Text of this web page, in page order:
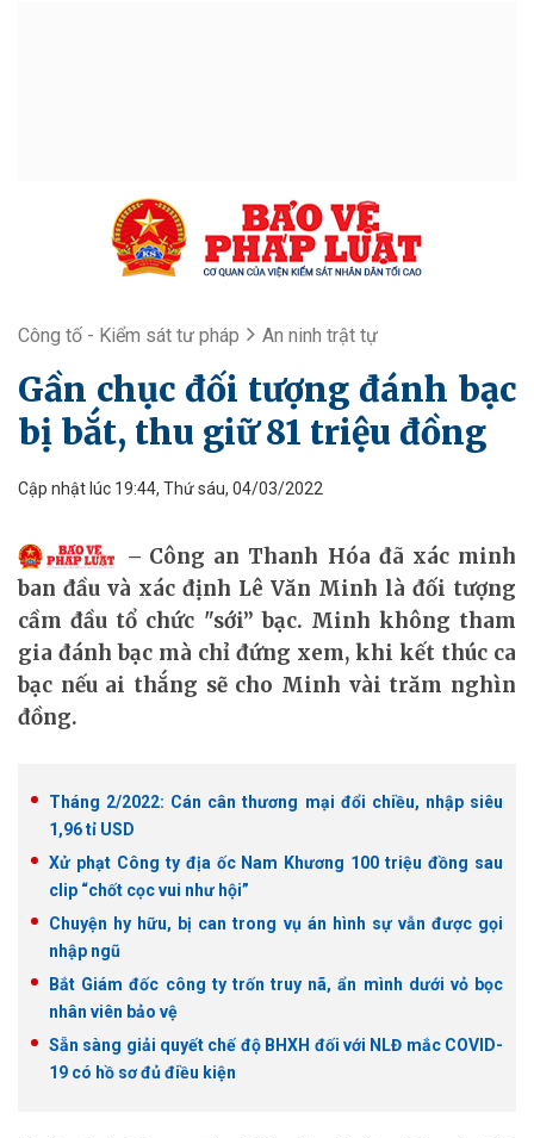
Công tố - Kiểm sát tư pháp An ninh trật tự
Gần chục đối tượng đánh bạc
bị bắt, thu giữ 81 triệu đồng
Cập nhật lúc 19:44, Thứ sáu, 04/03/2022
Công an Thanh Hóa đã xác minh
ban đầu và xác định Lê Văn Minh là đối tượng
cầm đầu tổ chức "sới” bạc. Minh không tham
gia đánh bạc mà chỉ đứng xem, khi kết thúc ca
bạc nếu ai thắng sẽ cho Minh vài trăm nghìn
đồng.
Tháng 2/2022: Cán cân thương mại đổi chiều, nhập siêu
1,96 tỉ USD
Xử phạt Công ty địa ốc Nam Khương 100 triệu đồng sau
clip “chốt cọc vui như hội”
Chuyện hy hữu, bị can trong vụ án hình sự vẫn được gọi
nhập ngũ
Bắt Giám đốc công ty trốn truy nã, ẩn mình dưới vỏ bọc
nhân viên bảo vệ
Sẵn sàng giải quyết chế độ BHXH đối với NLĐ mắc COVID-
19 có hồ sơ đủ điều kiện